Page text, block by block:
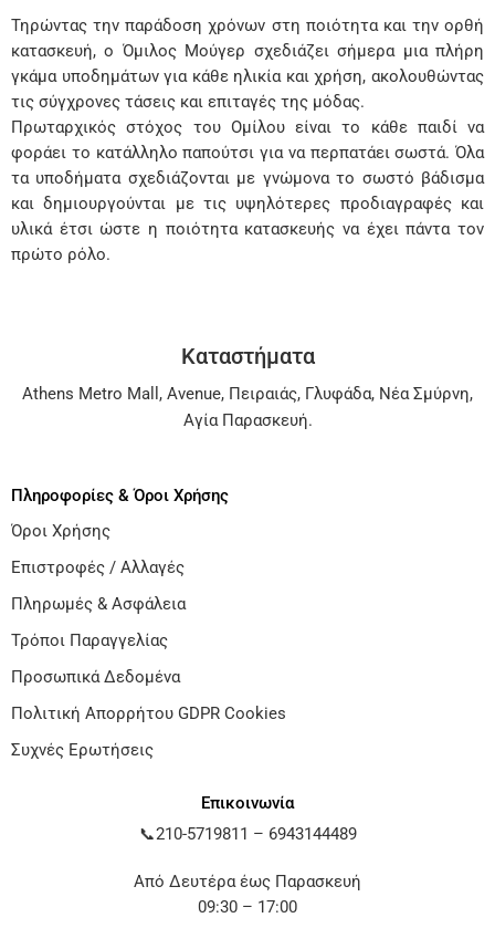
Τηρώντας την παράδοση χρόνων στη ποιότητα και την ορθή
κατασκευή, ο Όμιλος Μούγερ σχεδιάζει σήμερα μια πλήρη
γκάμα υποδημάτων για κάθε ηλικία και χρήση, ακολουθώντας
τις σύγχρονες τάσεις και επιταγές της μόδας.
Πρωταρχικός στόχος του Ομίλου είναι το κάθε παιδί να
φοράει το κατάλληλο παπούτσι για να περπατάει σωστά. Όλα
τα υποδήματα σχεδιάζονται με γνώμονα το σωστό βάδισμα
και δημιουργούνται με τις υψηλότερες προδιαγραφές και
υλικά έτσι ώστε η ποιότητα κατασκευής να έχει πάντα τον
πρώτο ρόλο.
Καταστήματα
Athens Metro Mall , Avenue, Πειραιάς, Γλυφάδα, Νέα Σμύρνη,
Αγία Παρασκευή.
Πληροφορίες & Όροι Χρήσης
Όροι Χρήσης
Επιστροφές / Αλλαγές
Πληρωμές & Ασφάλεια
Τρόποι Παραγγελίας
Προσωπικά Δεδομένα
Πολιτική Απορρήτου GDPR Cookies
Συχνές Ερωτήσεις
Επικοινωνία
📞210-5719811 – 6943144489
Από Δευτέρα έως Παρασκευή
09:30 – 17:00